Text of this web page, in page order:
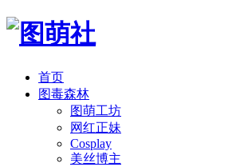
首页
图毒森林
图萌工坊
网红正妹
Cosplay
美丝博主